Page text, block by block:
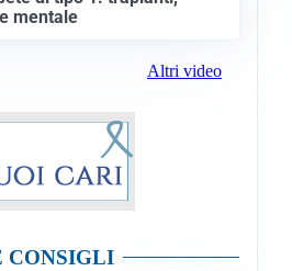
mentale
Altri video
CONSIGLI